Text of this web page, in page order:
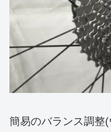
簡易のバランス調整